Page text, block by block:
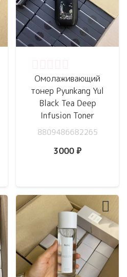
Омолаживающий
тонер Pyunkang Yul
Black Tea Deep
Infusion Toner
8809486682265
3000 ₽